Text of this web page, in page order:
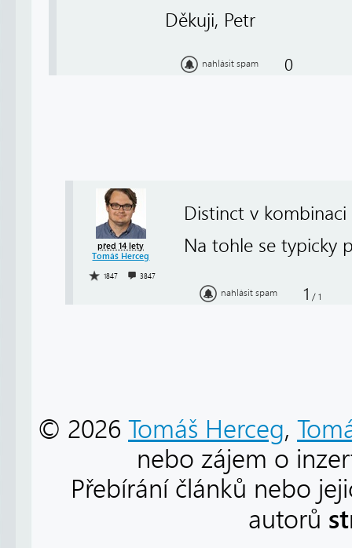
Děkuji, Petr
nahlásit spam 0
před 14 lety
Tomáš Herceg
1847 3847
Distinct v
Na tohle se typicky
nahlásit spam 1 / 1
© 2026 Tomáš Herceg,
nebo zájem o
Přebírání článků nebo
autorů